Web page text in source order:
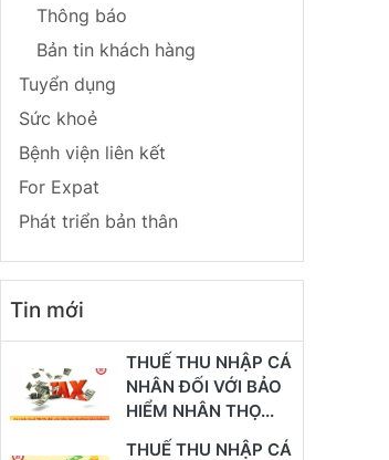
Thông báo
Bản tin khách hàng
Tuyển dụng
Sức khoẻ
Bệnh viện liên kết
For Expat
Phát triển bản thân
Tin mới
THUẾ THU NHẬP CÁ
NHÂN ĐỐI VỚI BẢO
HIỂM NHÂN THỌ...
THUẾ THU NHẬP CÁ